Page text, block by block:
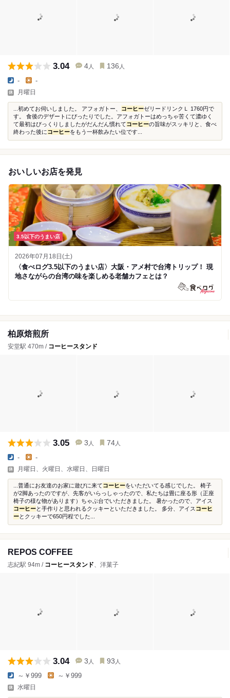
3.04 4 人 136 人
- -
月曜日
...初めてお伺いしました。 アフォガトー、 コーヒーゼリードリンクＬ 1760円で
す。 食後のデザートにぴったりでした。アフォガトーはめっちゃ苦くて濃ゆく
て最初はびっくりしましたがだんだん慣れてコーヒーの旨味がスッキリと、食べ
終わった後にコーヒーをもう一杯飲みたい位です...
おいしいお店を発見
3.5以下のうまい店
2026年07月18日(土)
〈食べログ3.5以下のうまい店〉大阪・アメ村で台湾トリップ！ 現
地さながらの台湾の味を楽しめる老舗カフェとは？
柏原焙煎所
安堂駅 470m / コーヒースタンド
3.05 3 人 74 人
- -
月曜日、火曜日、水曜日、日曜日
...普通にお友達のお家に遊びに来てコーヒーをいただいてる感じでした。 椅子
が2脚あったのですが、先客がいらっしゃったので、私たちは畳に座る形（正座
椅子の様な物があります）ちゃぶ台でいただきました。 暑かったので、アイス
コーヒーと手作りと思われるクッキーといただきました。 多分、アイス コーヒ
ーとクッキーで650円程でした...
REPOS COFFEE
志紀駅 94m / コーヒースタンド、洋菓子
3.04 3 人 93 人
～￥999 ～￥999
水曜日